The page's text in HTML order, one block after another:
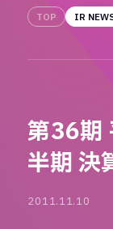
TOP IR
第36期
半期 決
2011.11.10